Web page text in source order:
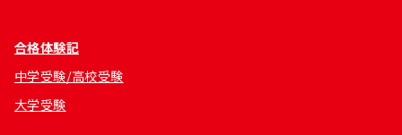
合格体験記
中学受験/高校受験
大学受験